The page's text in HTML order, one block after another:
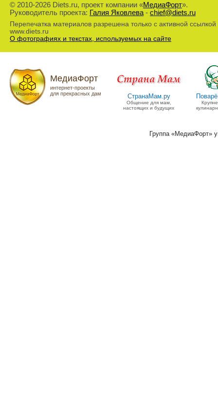
© 2010-2026 Diets.ru, проект компании «МедиаФорт».
Руководитель проекта: Галия Яковлева- chief@diets.ru
Перепечатка материалов разрешена только с активной ссылкой
www.diets.ru
О фотографиях и текстах, используемых на сайте
МедиаФорт
интернет-проекты
для прекрасных дам
СтранаМам.ру
Общение для мам,
настоящих и будущих
Группа «МедиаФорт»